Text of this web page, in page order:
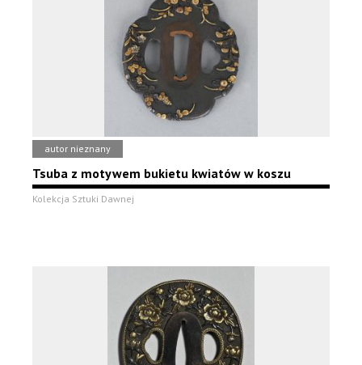
autor nieznany
Tsuba z motywem bukietu kwiatów w koszu
Kolekcja Sztuki Dawnej